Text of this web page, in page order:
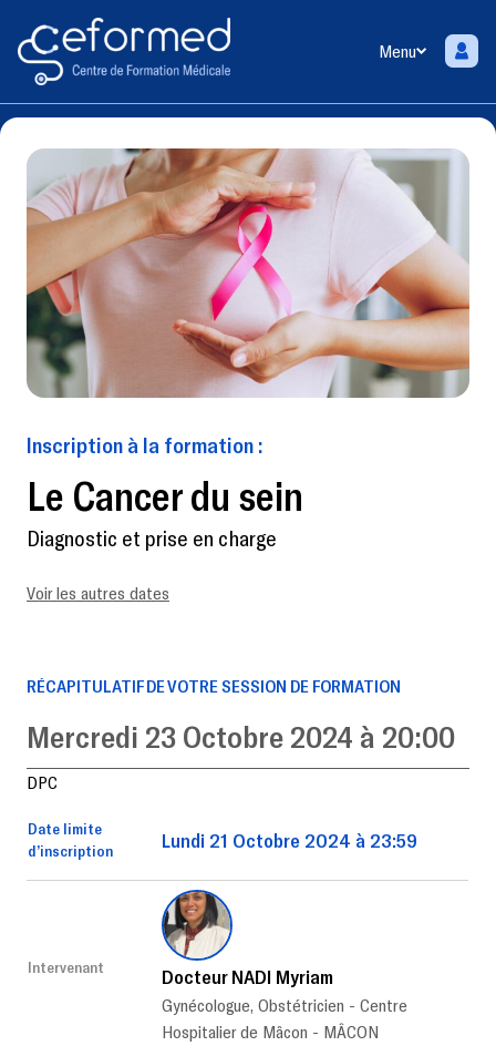
Menu
Inscription à la formation :
Le Cancer du sein
Diagnostic et prise en charge
Voir les autres dates
RÉCAPITULATIF DE VOTRE SESSION DE FORMATION
Mercredi 23 Octobre 2024 à 20:00
DPC
Date limite
d’inscription
Lundi 21 Octobre 2024 à 23:59
Intervenant Docteur NADI Myriam
Gynécologue, Obstétricien - Centre
Hospitalier de Mâcon - MÂCON